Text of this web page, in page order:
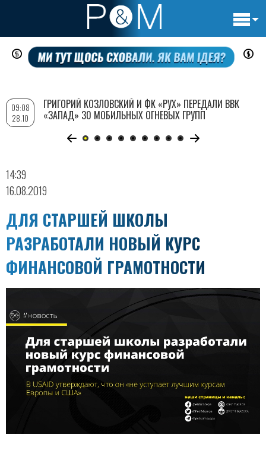
Перейти
содержанию
14:39
16.08.2019
ДЛЯ СТАРШЕЙ ШКОЛЫ
РАЗРАБОТАЛИ НОВЫЙ КУРС
ФИНАНСОВОЙ ГРАМОТНОСТИ
09:08
28.10
ГРИГОРИЙ КОЗЛОВСКИЙ И ФК «РУХ» ПЕРЕДАЛИ ВВК
«ЗАПАД» 30 МОБИЛЬНЫХ ОГНЕВЫХ ГРУПП